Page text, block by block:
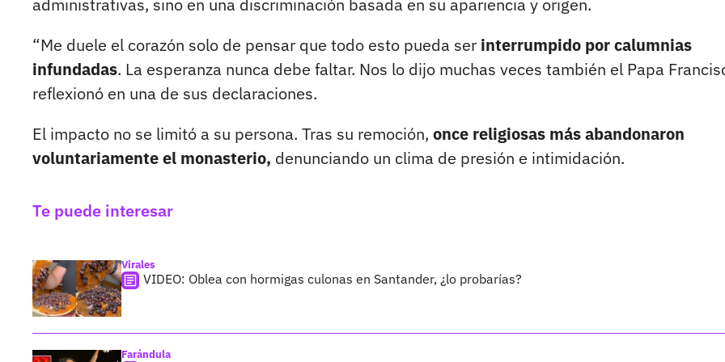
administrativas, sino en una discriminación basada en su apariencia y origen.
“Me duele el corazón solo de pensar que todo esto pueda ser interrumpido por calumnias
infundadas. La esperanza nunca debe faltar. Nos lo dijo muchas veces también el Papa
reflexionó en una de sus declaraciones.
El impacto no se limitó a su persona. Tras su remoción, once religiosas más abandonaron
voluntariamente el monasterio, denunciando un clima de presión e intimidación.
Te puede interesar
Virales
VIDEO: Oblea con hormigas culonas en Santander, ¿lo probarías?
Farándula